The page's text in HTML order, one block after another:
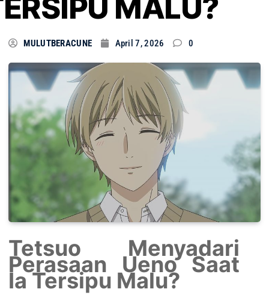
MALU?
MULUTBERACUNE April 7, 2026 0
Tetsuo Menyadari
Perasaan Ueno Saat
Ia Tersipu Malu?